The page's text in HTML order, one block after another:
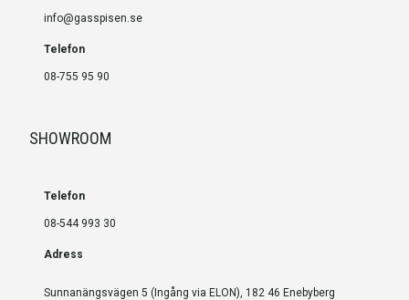
info@gasspisen.se
Telefon
08-755 95 90
SHOWROOM
Telefon
08-544 993 30
Adress
Sunnanängsvägen 5 (Ingång via ELON), 182 46 Enebyberg